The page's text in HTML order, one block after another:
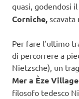
quasi, godendosi
Corniche, scavata
Per fare l’ultimo
di percorrere a
Nietzsche), un
Mer a Èze Village
filosofo tedesco